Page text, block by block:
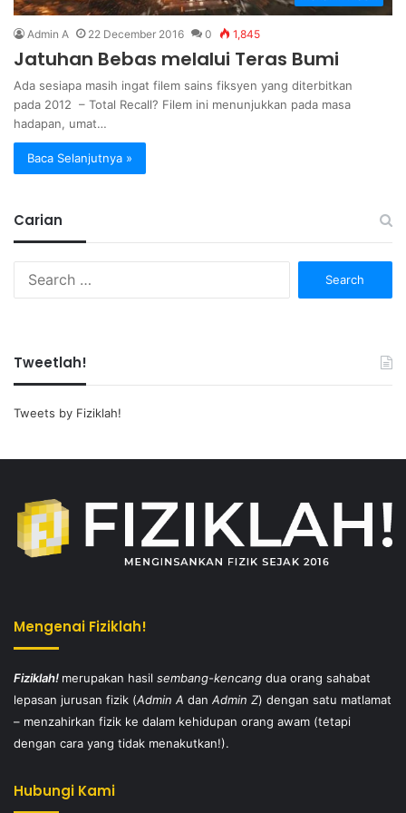
Admin A 22 December 2016 0 1,845
Jatuhan Bebas melalui Teras Bumi
Ada sesiapa masih ingat filem sains fiksyen yang diterbitkan
pada 2012 – Total Recall? Filem ini menunjukkan pada masa
hadapan, umat…
Baca Selanjutnya »
Carian
Tweetlah!
Tweets by Fiziklah!
Mengenai Fiziklah!
Fiziklah! merupakan hasil sembang-kencang dua orang sahabat
lepasan jurusan fizik (Admin A dan Admin Z) dengan satu matlamat
– menzahirkan fizik ke dalam kehidupan orang awam (tetapi
dengan cara yang tidak menakutkan!).
Hubungi Kami